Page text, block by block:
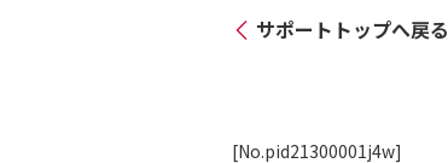
サポートトップへ戻る
[No.pid21300001j4w]